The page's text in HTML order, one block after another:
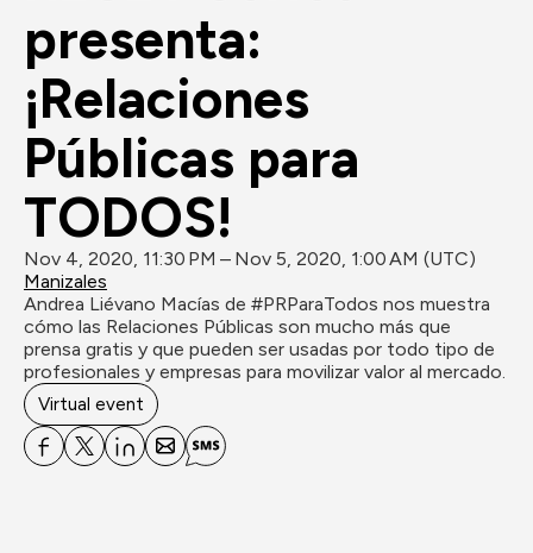
presenta:
¡Relaciones
Públicas para
TODOS!
Nov 4, 2020, 11:30 PM – Nov 5, 2020, 1:00 AM (UTC)
Manizales
Andrea Liévano Macías de #PRParaTodos nos muestra
cómo las Relaciones Públicas son mucho más que
prensa gratis y que pueden ser usadas por todo tipo de
profesionales y empresas para movilizar valor al mercado.
Virtual event